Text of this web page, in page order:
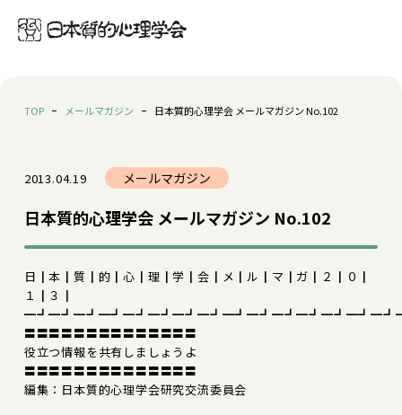
TOP メールマガジン 日本質的心理学会 メールマガジン No.102
2013.04.19 メールマガジン
日本質的心理学会 メールマガジン No.102
日┃本┃質┃的┃心┃理┃学┃会┃メ┃ル┃マ┃ガ┃２┃０┃
１┃３┃
〓〓〓〓〓〓〓〓〓〓〓〓〓〓
役立つ情報を共有しましょうよ
〓〓〓〓〓〓〓〓〓〓〓〓〓〓
編集：日本質的心理学会研究交流委員会